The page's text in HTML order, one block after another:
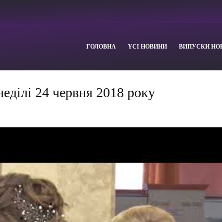
ГОЛОВНА YСІ НОВИНИ ВИПУСКИ
24 червня 2018 року